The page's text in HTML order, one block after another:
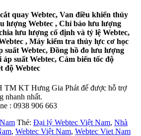
quay Webtec, Van điều khiển thủy
lượng Webtec , Chỉ báo lưu lượng
lưu lượng cố định và tỷ lệ Webtec,
, Máy kiểm tra thủy lực cơ học
suất Webtec, Đồng hồ đo lưu lượng
áp suất Webtec, Cảm biến tốc độ
độ Webtec
TM KT Hưng Gia Phát để được hỗ trợ
nhanh nhất.
: 0938 906 663
Thẻ: Đại lý Webtec Việt Nam, Nhà
, Webtec Việt Nam, Webtec Viet Nam